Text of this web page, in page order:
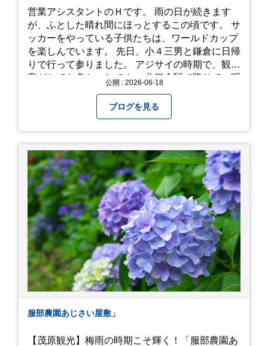
営業アシスタントのＨです。 雨の日が続きます
が、ふとした晴れ間にほっとするこの頃です。 サ
ッカーをやっている子供たちは、ワールドカップ
を楽しんでいます。 先日、小４三男と鎌倉に日帰
りで行って参りました。 アジサイの時期で、観光
客がとても多かったです。 北鎌倉駅で降りて、明
器を購入⇒お昼ご飯⇒鶴岡八幡宮⇒江ノ電で大仏
へ。 江ノ島は時間切れで断念！ 明月院のアジサ
イは白にフチが紫のが特に素敵だと思いました。
中１次男が小学校の修学旅行で鎌倉に行った時に
お昼を食べてお勧めという「玉子焼おざわ」のだ
し巻き卵はとてもおいしかったです。 鶴岡八幡宮
のハスは時期が早かったですが、来月は見事だろ
うなぁ。 それでは、皆さん、梅雨冷えの日もござ
いますが、お元気でお過ごし下さい。
公開 : 2026-06-18
ブログを見る
服部農園あじさい屋敷」
【茂原観光】梅雨の時期こそ輝く！「服部農園あ